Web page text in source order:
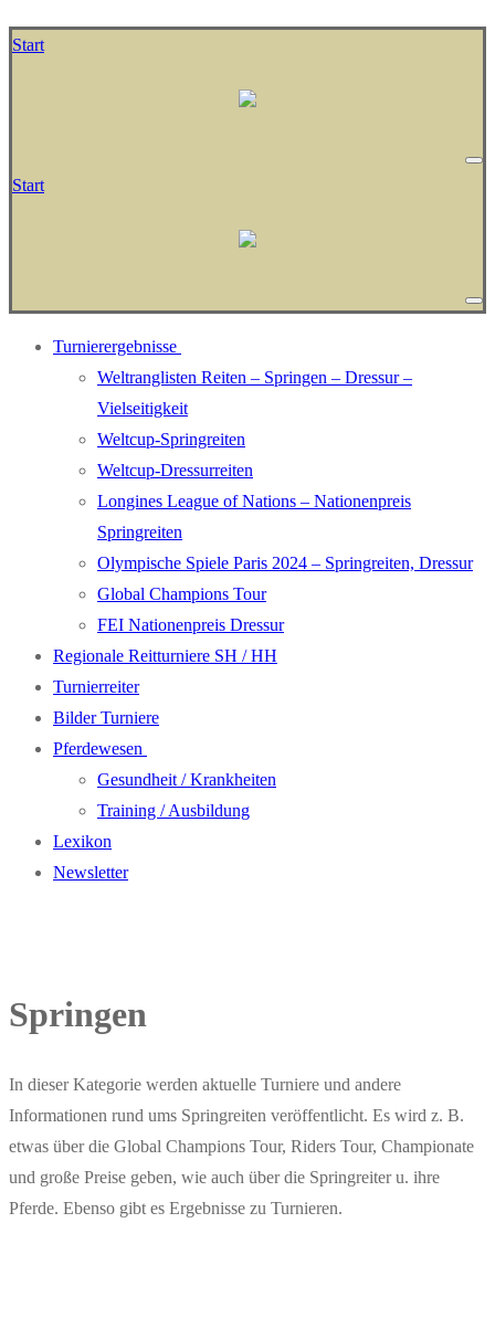
Start
Start
Turnierergebnisse
Weltranglisten Reiten – Springen – Dressur –
Vielseitigkeit
Weltcup-Springreiten
Weltcup-Dressurreiten
Longines League of Nations – Nationenpreis
Springreiten
Olympische Spiele Paris 2024 – Springreiten, Dressur
Global Champions Tour
FEI Nationenpreis Dressur
Regionale Reitturniere SH / HH
Turnierreiter
Bilder Turniere
Pferdewesen
Gesundheit / Krankheiten
Training / Ausbildung
Lexikon
Newsletter
Springen
In dieser Kategorie werden aktuelle Turniere und andere
Informationen rund ums Springreiten veröffentlicht. Es wird z. B.
etwas über die Global Champions Tour, Riders Tour, Championate
und große Preise geben, wie auch über die Springreiter u. ihre
Pferde. Ebenso gibt es Ergebnisse zu Turnieren.